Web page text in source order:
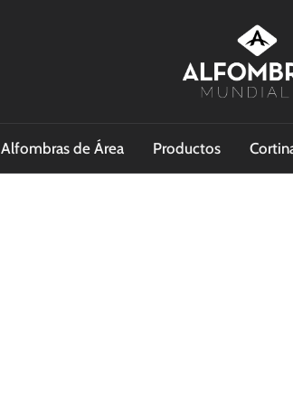
Alfombras de Área Productos